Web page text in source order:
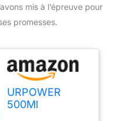
mis à l’épreuve pour
promesses.
URPOWER
500Ml